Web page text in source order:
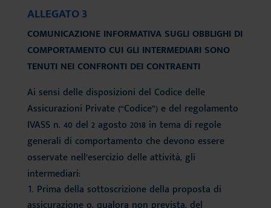
ALLEGATO 3
COMUNICAZIONE INFORMATIVA SUGLI OBBLIGHI DI
COMPORTAMENTO CUI GLI INTERMEDIARI SONO
TENUTI NEI CONFRONTI DEI CONTRAENTI
Ai sensi delle disposizioni del Codice delle
Assicurazioni Private (“Codice”) e del regolamento
IVASS n. 40 del 2 agosto 2018 in tema di regole
generali di comportamento che devono essere
osservate nell’esercizio delle attività, gli
intermediari:
Prima della sottoscrizione della proposta di